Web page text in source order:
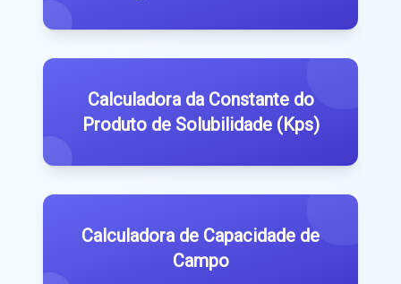
Calculadora da Constante do
Produto de Solubilidade (Kps)
Calculadora de Capacidade de
Campo